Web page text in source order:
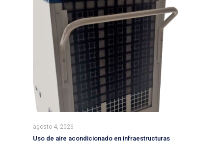
agosto 4, 2026
Uso de aire acondicionado en infraestructuras